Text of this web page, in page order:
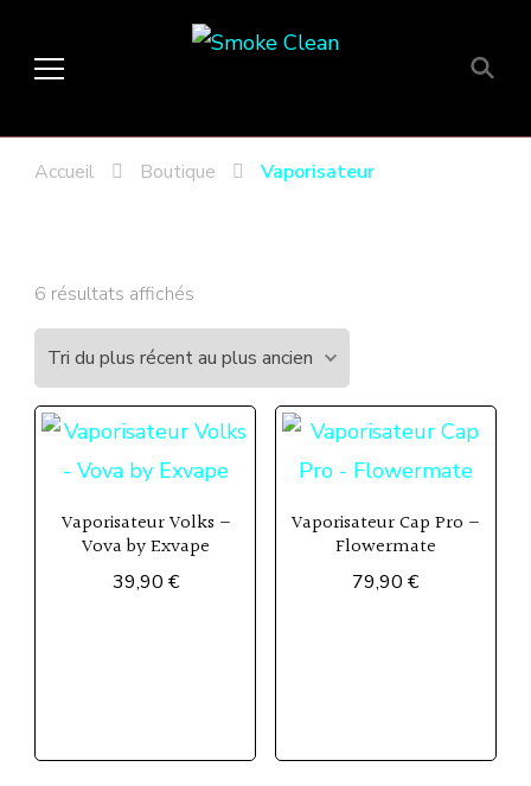
Smoke Clean
Accueil Boutique Vaporisateur
6 résultats affichés
du
plus
récent
au
Vaporisateur Volks –
Vova by Exvape
39,90 €
Vaporisateur Cap Pro –
Flowermate
79,90€